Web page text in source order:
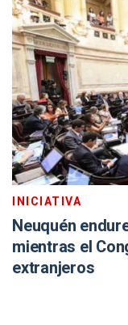
INICIATIVA
Neuquén
mientras el
extranjeros